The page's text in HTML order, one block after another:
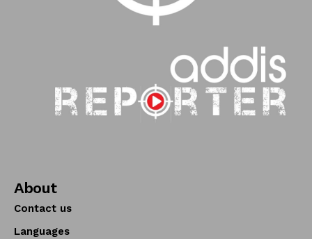
About
Contact us
Languages